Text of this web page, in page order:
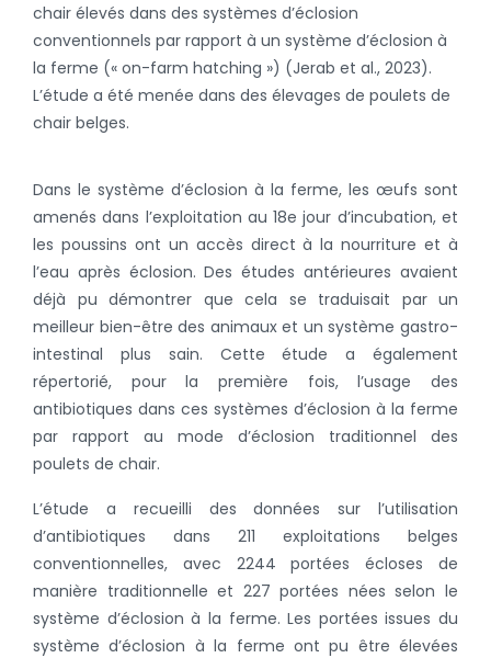
chair élevés dans des systèmes d’éclosion
conventionnels par rapport à un système d’éclosion à
la ferme (« on-farm hatching ») (Jerab et al., 2023).
L’étude a été menée dans des élevages de poulets de
chair belges.
Dans le système d’éclosion à la ferme, les œufs sont
amenés dans l’exploitation au 18e jour d’incubation, et
les poussins ont un accès direct à la nourriture et à
l’eau après éclosion. Des études antérieures avaient
déjà pu démontrer que cela se traduisait par un
meilleur bien-être des animaux et un système gastro-
intestinal plus sain. Cette étude a également
répertorié, pour la première fois, l’usage des
antibiotiques dans ces systèmes d’éclosion à la ferme
par rapport au mode d’éclosion traditionnel des
poulets de chair.
L’étude a recueilli des données sur l’utilisation
d’antibiotiques dans 211 exploitations belges
conventionnelles, avec 2244 portées écloses de
manière traditionnelle et 227 portées nées selon le
système d’éclosion à la ferme. Les portées issues du
système d’éclosion à la ferme ont pu être élevées